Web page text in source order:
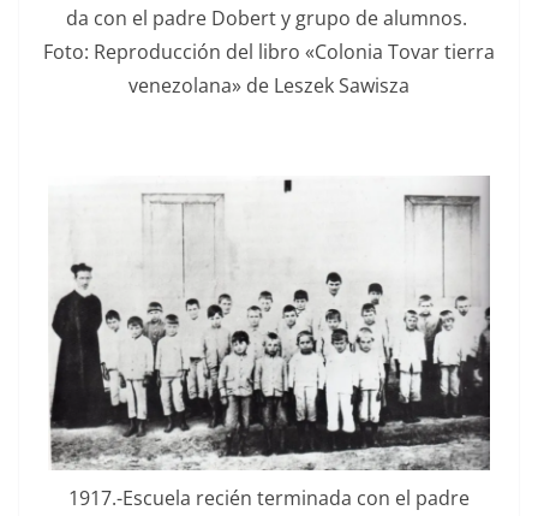
da con el padre Dobert y grupo de alum­nos.
Foto: Repro­duc­ción del libro «Colo­nia Tovar tier­ra
vene­zolana» de Leszek Sawisza
1917.-Escuela recién ter­mi­na­da con el padre